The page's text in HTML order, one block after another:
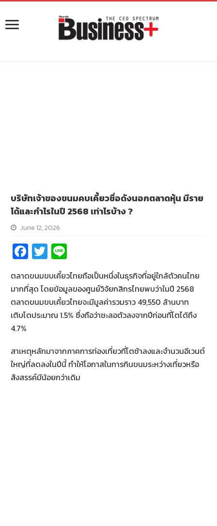
บริษัทเจ้าของขนมคบเคี้ยวชื่อดังนอกตลาดหุ้น มีราย
ได้และกำไรในปี 2568 เท่าไรบ้าง ?
June 12, 2026
Fa
ce
b
o
o
T
wi
tt
er
n
e
ตลาดขนมขบเคี้ยวไทยถือเป็นหนึ่งในธุรกิจที่อยู่ใกล้ตัวคนไทย
มากที่สุด โดยข้อมูลของศูนย์วิจัยกสิกรไทยพบว่าในปี 2568
ตลาดขนมขบเคี้ยวไทยจะมีมูลค่ารวมราว 49,550 ล้านบาท
เติบโตประมาณ 1.5% ซึ่งถือว่าชะลอตัวลงจากปีก่อนที่โตได้ถึง
4.7%
สาเหตุหลักมาจากภาคการท่องเที่ยวที่โตช้าลงและจำนวนอีเวนต์
ใหญ่ที่ลดลงในปีนี้ ทำให้โอกาสในการกินขนมระหว่างเที่ยวหรือ
สังสรรค์มีน้อยกว่าเดิม